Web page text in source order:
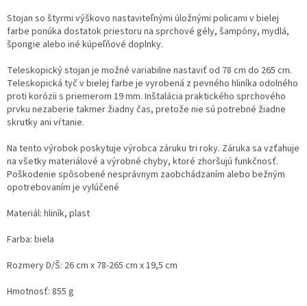
Stojan so štyrmi výškovo nastaviteľnými úložnými policami v bielej
farbe ponúka dostatok priestoru na sprchové gély, šampóny, mydlá,
špongie alebo iné kúpeľňové doplnky.
Teleskopický stojan je možné variabilne nastaviť od 78 cm do 265 cm.
Teleskopická tyč v bielej farbe je vyrobená z pevného hliníka odolného
proti korózii s priemerom 19 mm. Inštalácia praktického sprchového
prvku nezaberie takmer žiadny čas, pretože nie sú potrebné žiadne
skrutky ani vŕtanie.
Na tento výrobok poskytuje výrobca záruku tri roky. Záruka sa vzťahuje
na všetky materiálové a výrobné chyby, ktoré zhoršujú funkčnosť.
Poškodenie spôsobené nesprávnym zaobchádzaním alebo bežným
opotrebovaním je vylúčené
Materiál: hliník, plast
Farba: biela
Rozmery D/Š: 26 cm x 78-265 cm x 19,5 cm
Hmotnosť: 855 g